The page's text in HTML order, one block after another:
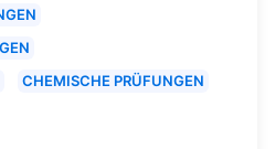
CHEMISCHE PRÜFUNGEN